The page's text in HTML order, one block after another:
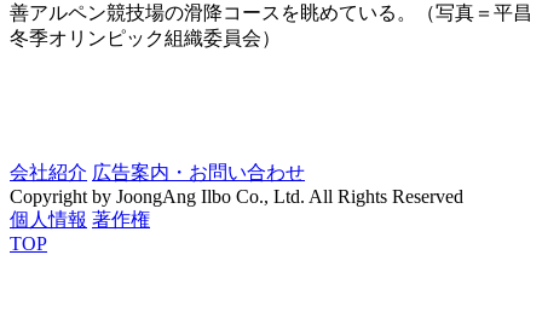
善アルペン競技場の滑降コースを眺めている。（写真＝平昌
冬季オリンピック組織委員会）
会社紹介 広告案内・お問い合わせ
Copyright by JoongAng Ilbo Co., Ltd. All Rights Reserved
個人情報 著作権
TOP